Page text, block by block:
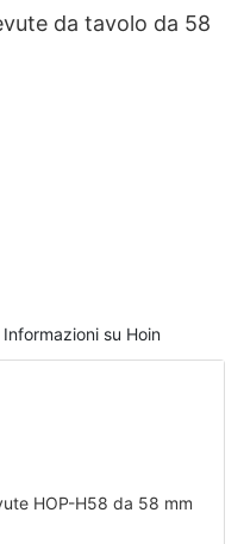
da tavolo da 58
Informazioni su Hoin